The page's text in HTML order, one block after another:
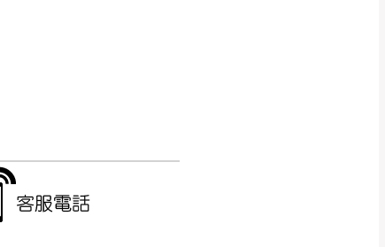
素，導致無法順利配送，
由買方自行支付。
時日會給予折扣，